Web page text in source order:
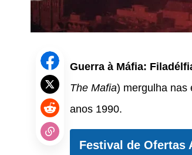
Guerra à Máfia:
The Mafia) mergulha nas
anos 1990.
Festival de Ofertas